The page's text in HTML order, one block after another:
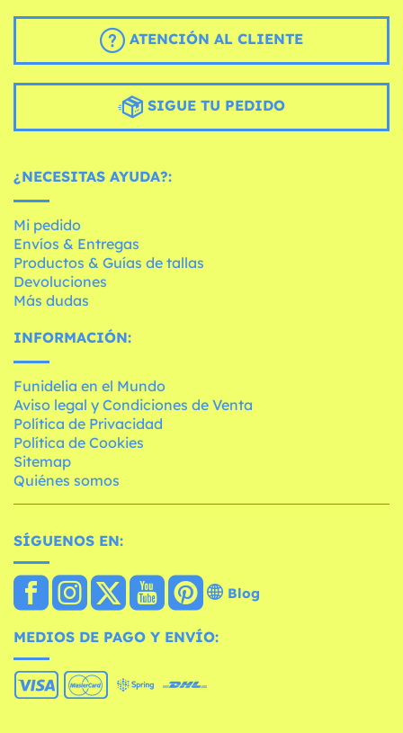
ATENCIÓN AL CLIENTE
SIGUE TU PEDIDO
¿NECESITAS AYUDA?:
Mi pedido
Envíos & Entregas
Productos & Guías de tallas
Devoluciones
Más dudas
INFORMACIÓN:
Funidelia en el Mundo
Aviso legal y Condiciones de Venta
Política de Privacidad
Política de Cookies
Sitemap
Quiénes somos
SÍGUENOS EN:
Blog
MEDIOS DE PAGO Y ENVÍO: